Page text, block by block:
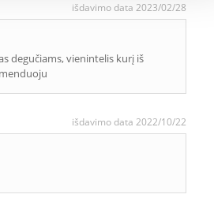
išdavimo data 2023/02/28
degučiams, vienintelis kurį iš
išdavimo data 2022/10/22